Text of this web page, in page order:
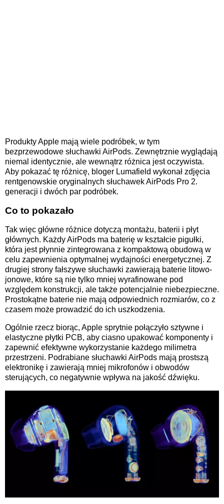
Produkty Apple mają wiele podróbek, w tym
bezprzewodowe słuchawki AirPods. Zewnętrznie wyglądają
niemal identycznie, ale wewnątrz różnica jest oczywista.
Aby pokazać tę różnicę, bloger Lumafield wykonał zdjęcia
rentgenowskie oryginalnych słuchawek AirPods Pro 2.
generacji i dwóch par podróbek.
Co to pokazało
Tak więc główne różnice dotyczą montażu, baterii i płyt
głównych. Każdy AirPods ma baterię w kształcie pigułki,
która jest płynnie zintegrowana z kompaktową obudową w
celu zapewnienia optymalnej wydajności energetycznej. Z
drugiej strony fałszywe słuchawki zawierają baterie litowo-
jonowe, które są nie tylko mniej wyrafinowane pod
względem konstrukcji, ale także potencjalnie niebezpieczne.
Prostokątne baterie nie mają odpowiednich rozmiarów, co z
czasem może prowadzić do ich uszkodzenia.
Ogólnie rzecz biorąc, Apple sprytnie połączyło sztywne i
elastyczne płytki PCB, aby ciasno upakować komponenty i
zapewnić efektywne wykorzystanie każdego milimetra
przestrzeni. Podrabiane słuchawki AirPods mają prostszą
elektronikę i zawierają mniej mikrofonów i obwodów
sterujących, co negatywnie wpływa na jakość dźwięku.